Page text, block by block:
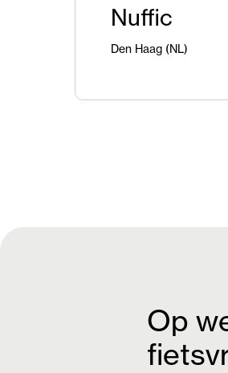
Nuffic
Den Haag (NL)
Op